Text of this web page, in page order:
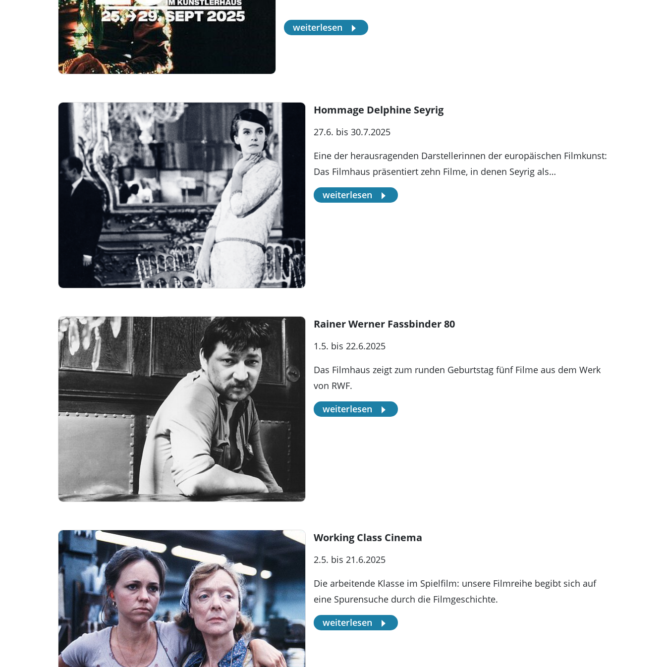
Essentials
kino2online
weiterlesen
Hommage Delphine Seyrig
27.6. bis 30.7.2025
Eine der herausragenden Darstellerinnen der europäischen Filmkunst:
Das Filmhaus präsentiert zehn Filme, in denen Seyrig als…
weiterlesen
Rainer Werner Fassbinder 80
1.5. bis 22.6.2025
Das Filmhaus zeigt zum runden Geburtstag fünf Filme aus dem Werk
von RWF.
weiterlesen
Working Class Cinema
2.5. bis 21.6.2025
Die arbeitende Klasse im Spielfilm: unsere Filmreihe begibt sich auf
eine Spurensuche durch die Filmgeschichte.
weiterlesen